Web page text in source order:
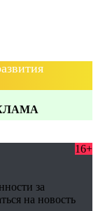
16+
за
на новость